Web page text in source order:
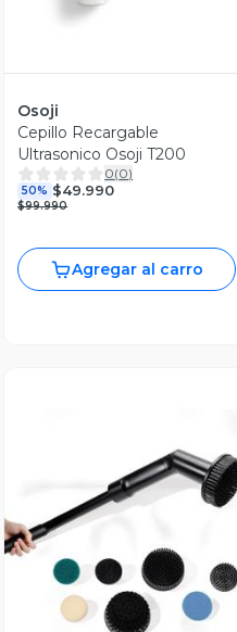
Osoji
Cepillo Recargable
Ultrasonico Osoji T200
0(0)
50% $49.990
$99.990
Agregar al carro
Vista Previa